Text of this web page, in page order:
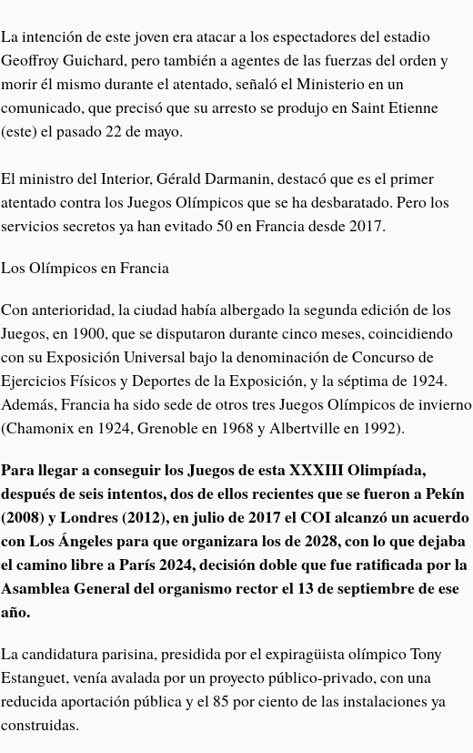
La intención de este joven era atacar a los espectadores del estadio
Geoffroy Guichard, pero también a agentes de las fuerzas del orden y
morir él mismo durante el atentado, señaló el Ministerio en un
comunicado, que precisó que su arresto se produjo en Saint Etienne
(este) el pasado 22 de mayo.
El ministro del Interior, Gérald Darmanin, destacó que es el primer
atentado contra los Juegos Olímpicos que se ha desbaratado. Pero los
servicios secretos ya han evitado 50 en Francia desde 2017.
Los Olímpicos en Francia
Con anterioridad, la ciudad había albergado la segunda edición de los
Juegos, en 1900, que se disputaron durante cinco meses, coincidiendo
con su Exposición Universal bajo la denominación de Concurso de
Ejercicios Físicos y Deportes de la Exposición, y la séptima de 1924.
Además, Francia ha sido sede de otros tres Juegos Olímpicos de invierno
(Chamonix en 1924, Grenoble en 1968 y Albertville en 1992).
Para llegar a conseguir los Juegos de esta XXXIII Olimpíada,
después de seis intentos, dos de ellos recientes que se fueron a Pekín
(2008) y Londres (2012), en julio de 2017 el COI alcanzó un acuerdo
con Los Ángeles para que organizara los de 2028, con lo que dejaba
el camino libre a París 2024, decisión doble que fue ratificada por la
Asamblea General del organismo rector el 13 de septiembre de ese
año.
La candidatura parisina, presidida por el expiragüista olímpico Tony
Estanguet, venía avalada por un proyecto público-privado, con una
reducida aportación pública y el 85 por ciento de las instalaciones ya
construidas.